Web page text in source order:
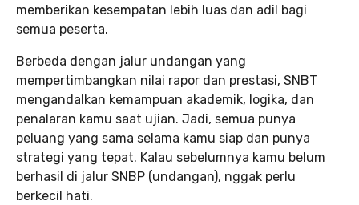
memberikan kesempatan lebih luas dan adil bagi
semua peserta.
Berbeda dengan jalur undangan yang
mempertimbangkan nilai rapor dan prestasi, SNBT
mengandalkan kemampuan akademik, logika, dan
penalaran kamu saat ujian. Jadi, semua punya
peluang yang sama selama kamu siap dan punya
strategi yang tepat. Kalau sebelumnya kamu belum
berhasil di jalur SNBP (undangan), nggak perlu
berkecil hati.